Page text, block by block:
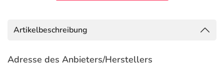
Artikelbeschreibung
Adresse des Anbieters/Herstellers